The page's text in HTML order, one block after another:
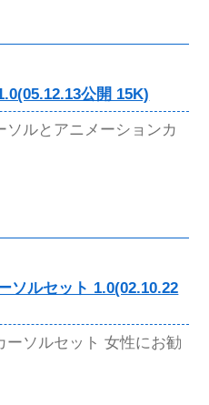
公開 15K)
ルとアニメーションカ
ソルセット 1.0(02.10.22
ーソルセット 女性にお勧